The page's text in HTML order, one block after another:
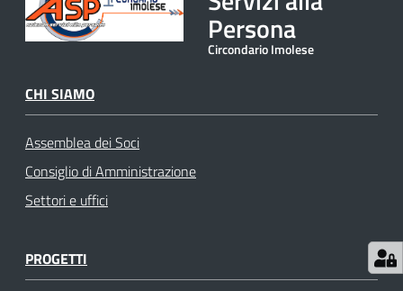
gli
argomenti
Persona
Circondario Imolese
CHI SIAMO
Assemblea dei Soci
Consiglio di Amministrazione
Settori e uffici
PROGETTI